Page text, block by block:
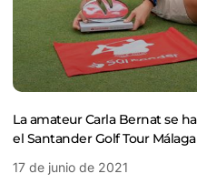
La amateur Carla Bernat se
el Santander Golf Tour Málaga
17 de junio de 2021